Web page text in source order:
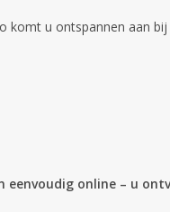
u ontspannen aan bij
eenvoudig online – u